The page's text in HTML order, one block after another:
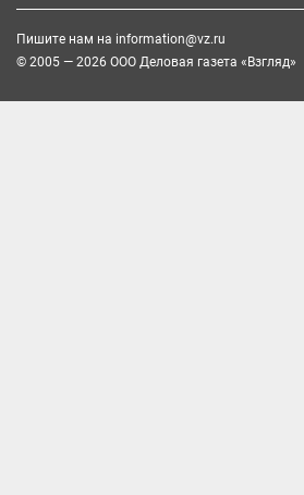
Пишите нам на information@vz.ru
© 2005 — 2026 ООО Деловая газета «Взгляд»